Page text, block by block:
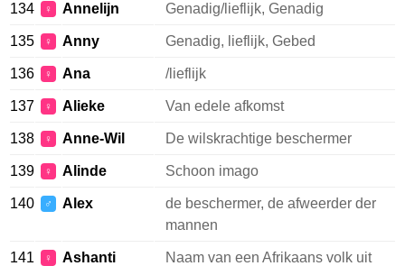
134 ♀ Annelijn Genadig/lieflijk, Genadig
135 ♀ Anny Genadig, lieflijk, Gebed
136 ♀ Ana /lieflijk
137 ♀ Alieke Van edele afkomst
138 ♀ Anne-Wil De wilskrachtige beschermer
139 ♀ Alinde Schoon imago
140 ♂ Alex
de beschermer, de afweerder der
mannen
141 ♀ Ashanti
Naam van een Afrikaans volk uit